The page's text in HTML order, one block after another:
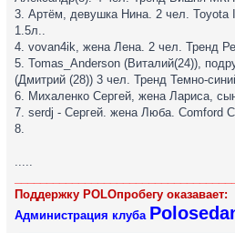
3. Артём, девушка Нина. 2 чел. Toyota
1.5л..
4. vovan4ik, жена Лена. 2 чел. Тренд
5. Tomas_Anderson (Виталий(24)),
(Дмитрий (28)) 3 чел. Тренд Темно-
6. Михаленко Сергей, жена Лариса,
7. serdj - Сергей. жена Люба. Сomford
8.
.....
Поддержку POLOпробегу оказавает:
Администрация клуба